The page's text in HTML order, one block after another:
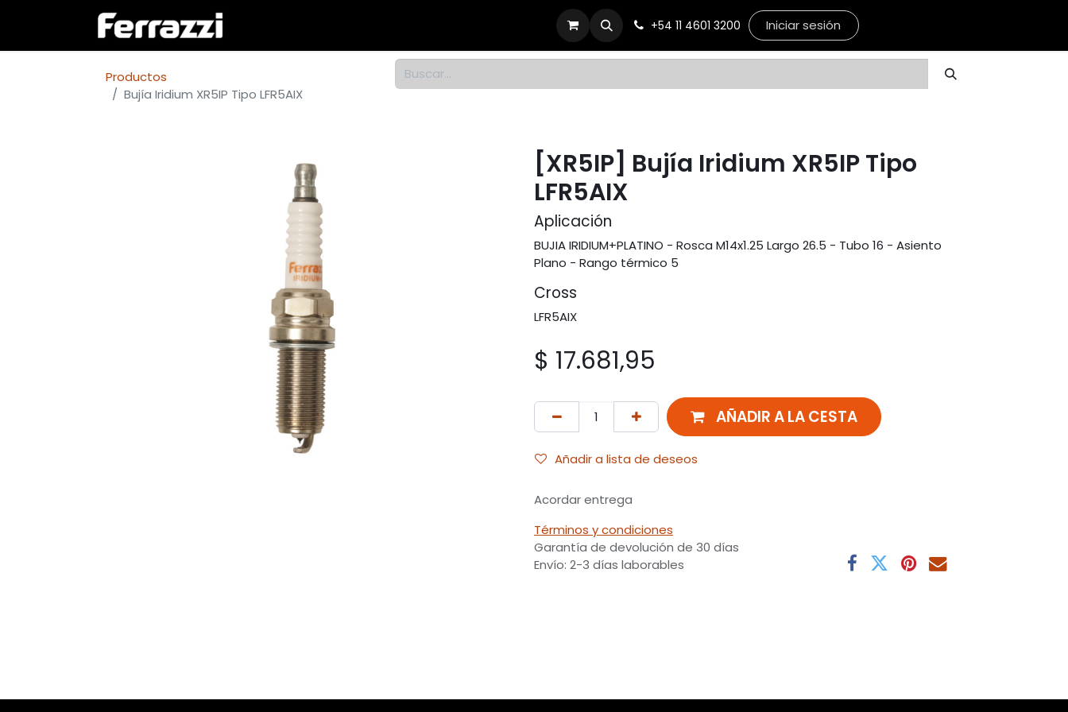
Contacto +54 11 4601 3200 Iniciar sesión
Productos
Bujía Iridium XR5IP Tipo LFR5AIX
[XR5IP] Bujía Iridium XR5IP Tipo
LFR5AIX
Aplicación
BUJIA IRIDIUM+PLATINO - Rosca M14x1.25 Largo 26.5 - Tubo 16 - Asiento
Plano - Rango térmico 5
Cross
LFR5AIX
$ 17.681,95
AÑADIR A LA CESTA
Añadir a lista de deseos
Acordar entrega
Términos y condiciones
Garantía de devolución de 30 días
Envío: 2-3 días laborables